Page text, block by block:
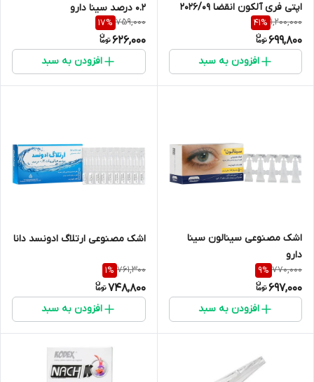
اپتی فری آلکون انقضا 2026/09
1,200,000
41%
699,800
افزودن به سبد
0.2 درصد سینا دارو
759,000
17%
626,000
افزودن به سبد
اشک مصنوعی سینالون سینا
دارو
770,000
9%
697,000
افزودن به سبد
اشک مصنوعی ارتلاگ ادونسد دانا
761,300
1%
748,800
افزودن به سبد